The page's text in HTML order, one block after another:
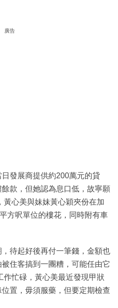
廣告
發展商提供約200萬元的貸
款，但她認為息口低，故寧願
黃心美與妹妹黃心穎夾份在加
方呎單位的樓花，同時附有車
，待起好後再付一筆錢，金額也
住客搞到一團糟，可能任由它
作忙碌，黃心美最近發現甲狀
置，毋須服藥，但要定期檢查